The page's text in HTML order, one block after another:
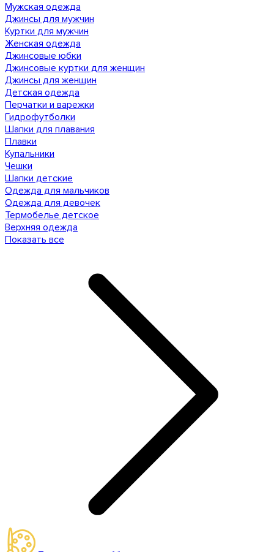
Мужская одежда
Джинсы для мужчин
Куртки для мужчин
Женская одежда
Джинсовые юбки
Джинсовые куртки для женщин
Джинсы для женщин
Детская одежда
Перчатки и варежки
Гидрофутболки
Шапки для плавания
Плавки
Купальники
Чешки
Шапки детские
Одежда для мальчиков
Одежда для девочек
Термобелье детское
Верхняя одежда
Показать все